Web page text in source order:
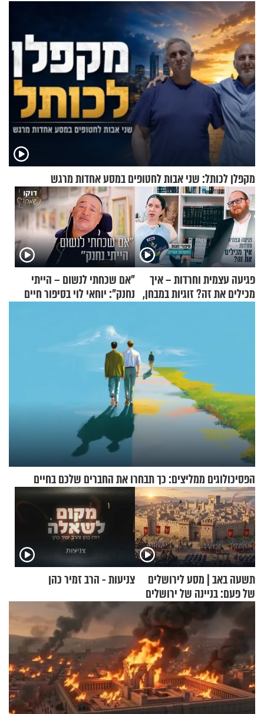
לרענן את הבית
מקפלן לכותל: שני אבות לחטופים במסע אחדות מרגש
פגיעה עצמית וחרדות – איך
מכילים את זה? זוגיות במבחן,
"אם שכחתי לנשום – הייתי
נחנק": יוחאי לוי בסיפור חיים
הפסיכולוגים ממליצים: כך תבחרו את החברים שלכם בחיים
תשעה באב | מסע לירושלים
של פעם: בניינה של ירושלים
צניעות - הרב זמיר כהן